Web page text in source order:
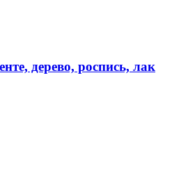
дерево, роспись, лак